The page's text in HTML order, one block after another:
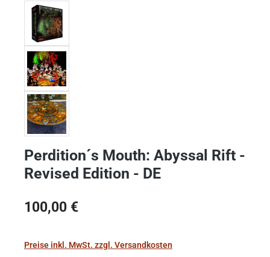
Perdition´s Mouth: Abyssal Rift -
Revised Edition - DE
Regulärer Preis:
100,00 €
Preise inkl. MwSt. zzgl. Versandkosten